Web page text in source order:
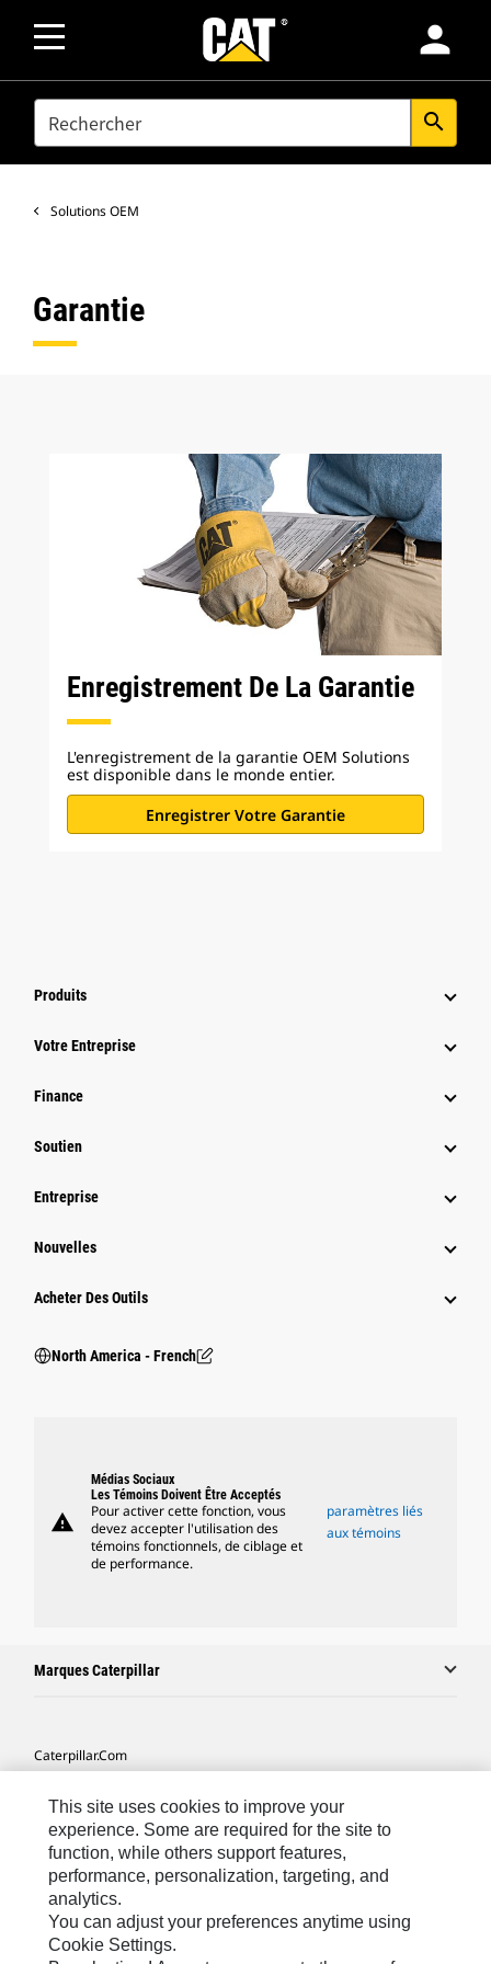
person
SEARCH search
Solutions OEM
Garantie
Enregistrement De La Garantie
L'enregistrement de la garantie OEM Solutions
est disponible dans le monde entier.
Enregistrer Votre Garantie
Produits
Votre Entreprise
Finance
Soutien
Entreprise
Nouvelles
Acheter Des Outils
North America - French
warning
Médias Sociaux
Les Témoins Doivent Être Acceptés
Pour activer cette fonction, vous
devez accepter l'utilisation des
témoins fonctionnels, de ciblage et
de performance.
paramètres liés
aux témoins
Marques Caterpillar
Caterpillar.com
Mes Préférences Marketing
Plan Du Site
Cookie Settings
Légales
This site uses cookies to improve your
experience. Some are required for the site to
function, while others support features,
performance, personalization, targeting, and
analytics.
You can adjust your preferences anytime using
Cookie Settings.